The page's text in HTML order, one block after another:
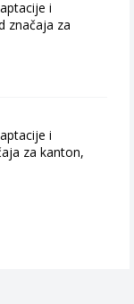
i
značaja za
i
za kanton,